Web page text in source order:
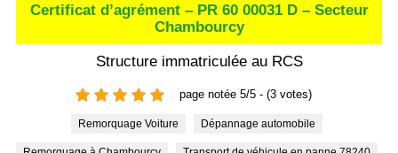
Certificat d’agrément – PR 60 00031 D – Secteur
Chambourcy
Structure immatriculée au RCS
page notée 5/5 - (3 votes)
Remorquage Voiture Dépannage automobile